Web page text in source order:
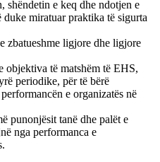
shëndetin e keq dhe ndotjen e
miratuar praktika të sigurta
zbatueshme ligjore dhe ligjore
objektiva të matshëm të EHS,
periodike, për të bërë
e organizatës në
punonjësit tanë dhe palët e
nga performanca e